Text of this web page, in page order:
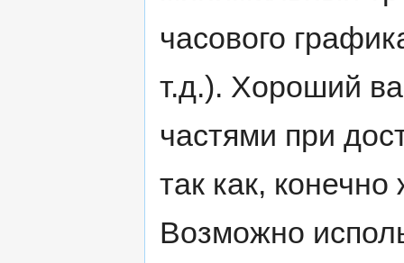
часового
т.д.). Хороший
частями при
так как,
Возможно